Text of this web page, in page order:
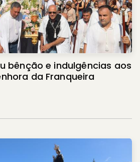
bênção e indulgências aos
da Franqueira